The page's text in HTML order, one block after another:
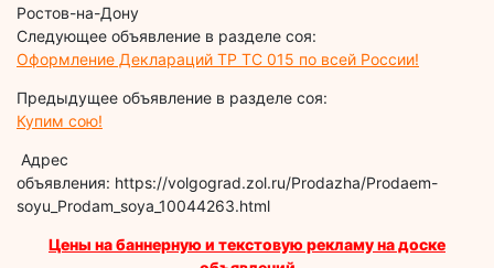
Ростов-на-Дону
Следующее объявление в разделе соя:
Оформление Деклараций ТР ТС 015 по всей России!
Предыдущее объявление в разделе соя:
Купим сою!
Адрес
объявления: https://volgograd.zol.ru/Prodazha/Prodaem-
soyu_Prodam_soya_10044263.html
Цены на баннерную и текстовую рекламу на доске